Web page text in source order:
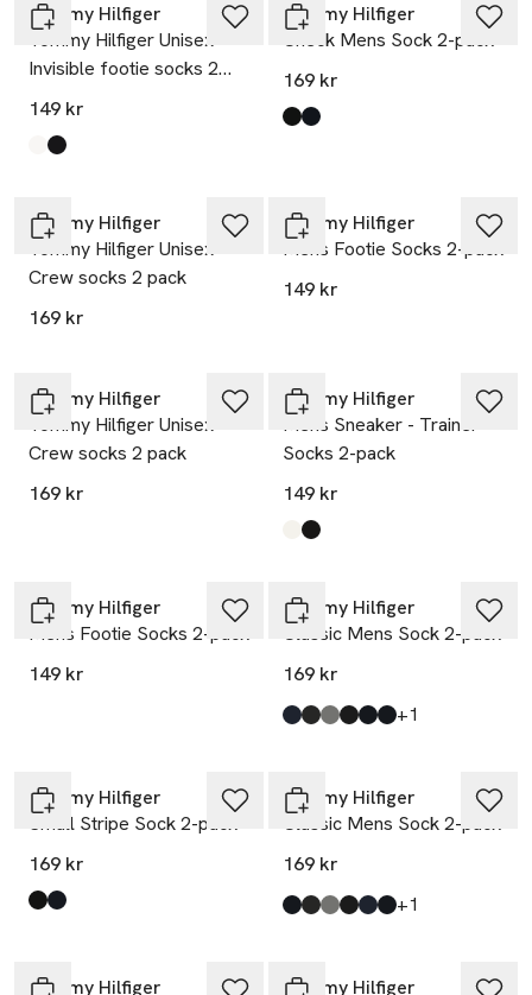
Tommy Hilfiger
Tommy Hilfiger Unisex
Invisible footie socks 2
pack
149 kr
Produkten finns i färgerna:
White
Black
Tommy Hilfiger
Check Mens Sock 2-pack
169 kr
Produkten finns i färgerna:
Black
Darknavy
Tommy Hilfiger
Tommy Hilfiger Unisex
Crew socks 2 pack
169 kr
Tommy Hilfiger
Mens Footie Socks 2-pack
149 kr
Tommy Hilfiger
Tommy Hilfiger Unisex
Crew socks 2 pack
169 kr
Tommy Hilfiger
Mens Sneaker - Trainer
Socks 2-pack
149 kr
Produkten finns i färgerna:
White
Black
Tommy Hilfiger
Mens Footie Socks 2-pack
149 kr
Tommy Hilfiger
Classic Mens Sock 2-pack
169 kr
Produkten finns i färgerna:
Blue,
Melange,
Grey,
Black,
Darknavy,
Navy, +1
Tommy Hilfiger
Small Stripe Sock 2-pack
169 kr
Produkten finns i färgerna:
Black
Darknavy
Tommy Hilfiger
Classic Mens Sock 2-pack
169 kr
Produkten finns i färgerna:
Darknavy,
Melange,
Grey,
Black,
Blue,
Navy, +1
Tommy Hilfiger
Tommy Hilfiger